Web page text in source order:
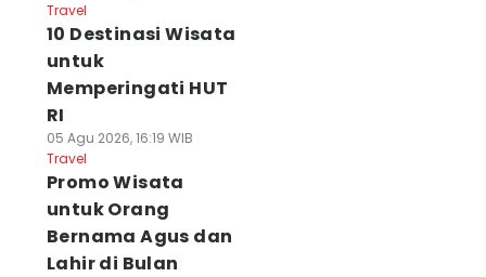
Travel
10 Destinasi Wisata
untuk
Memperingati HUT
RI
05 Agu 2026, 16:19 WIB
Travel
Promo Wisata
untuk Orang
Bernama Agus dan
Lahir di Bulan